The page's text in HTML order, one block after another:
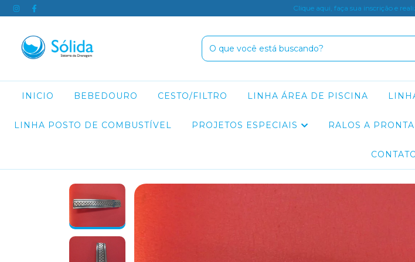
Clique aqui, faça sua inscrição e
INICIO BEBEDOURO CESTO/FILTRO LINHA ÁREA DE PISCINA
LINHA POSTO DE COMBUSTÍVEL PROJETOS ESPECIAIS RALOS A